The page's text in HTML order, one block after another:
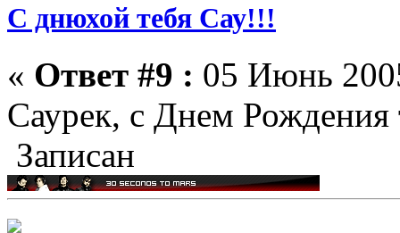
С днюхой тебя Сау!!!
« Ответ #9 : 05 Июнь
Саурек, с Днем Рождения
Записан